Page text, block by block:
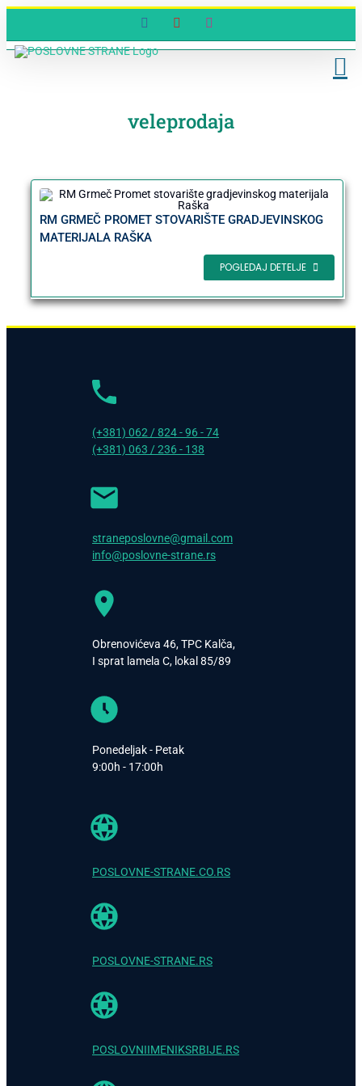
content
FacebookYouTube
veleprodaja
RM GRMEČ PROMET STOVARIŠTE GRADJEVINSKOG
MATERIJALA RAŠKA
POGLEDAJ DETELJE
(+381) 062 / 824 - 96 - 74
(+381) 063 / 236 - 138
straneposlovne@gmail.com
info@poslovne-strane.rs
Obrenovićeva 46, TPC Kalča,
I sprat lamela C, lokal 85/89
Ponedeljak - Petak
9:00h - 17:00h
POSLOVNE-STRANE.CO.RS
POSLOVNE-STRANE.RS
POSLOVNIIMENIKSRBIJE.RS